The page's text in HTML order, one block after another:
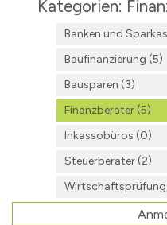
Kategorien:
Banken und
Baufinanzierung (5)
Bausparen (3)
Finanzberater (5)
Inkassobüros (0)
Steuerberater (2)